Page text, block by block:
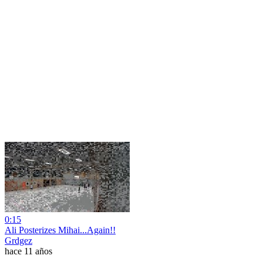
0:15
Ali Posterizes Mihai...Again!!
Grdgez
hace 11 años